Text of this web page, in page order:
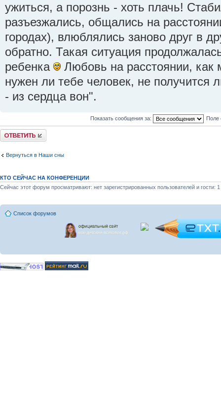
ужиться, а порознь - хоть плачь!
разъезжались, общались на
городах), влюблялись заново друг в
обратно. Такая ситуация
ребенка
Любовь на расстоянии, как
нужен ли тебе человек, не получится
- из сердца вон".
Показать сообщения за: Поле
Ответить
Вернуться в Наши сны
КТО СЕЙЧАС НА КОНФЕРЕНЦИИ
Сейчас этот форум просматривают: нет зарегистрированных пользователей и гости: 1
Список форумов